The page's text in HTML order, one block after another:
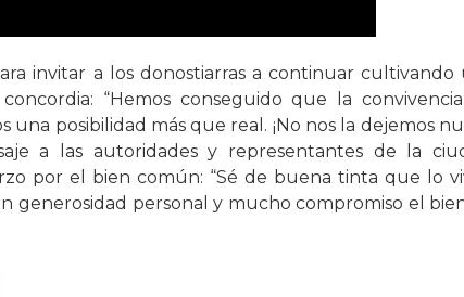
invitar a los donostiarras a continuar cultivando
“Hemos conseguido que la
una posibilidad más que real. ¡No nos la dejemos
a las autoridades y representantes de la
por el bien común: “Sé de buena tinta que lo
generosidad personal y mucho compromiso el